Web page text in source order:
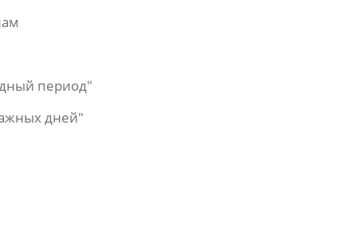
период"
дней"